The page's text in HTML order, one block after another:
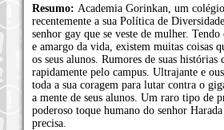
Resumo: Academia Gorinkan, um
recentemente a sua Política de
senhor gay que se veste de mulher.
e amargo da vida, existem muitas coisas
os seus alunos. Rumores de suas histórias
rapidamente pelo campus. Ultrajante e
toda a sua coragem para lutar contra o
a mente de seus alunos. Um raro tipo de
poderoso toque humano do senhor
precisa.